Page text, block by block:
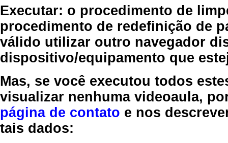
Executar: o procedimento de
procedimento de redefinição de
válido utilizar outro navegador
dispositivo/equipamento que
Mas, se você executou todos
visualizar nenhuma videoaula,
página de contato e nos
tais dados: